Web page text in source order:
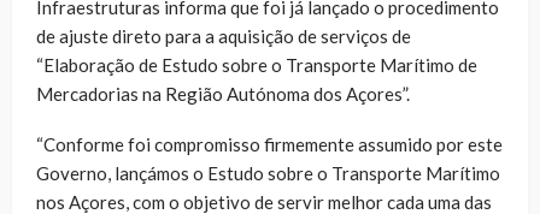
Infraestruturas informa que foi já lançado o procedimento
de ajuste direto para a aquisição de serviços de
“Elaboração de Estudo sobre o Transporte Marítimo de
Mercadorias na Região Autónoma dos Açores”.
“Conforme foi compromisso firmemente assumido por este
Governo, lançámos o Estudo sobre o Transporte Marítimo
nos Açores, com o objetivo de servir melhor cada uma das